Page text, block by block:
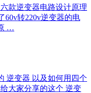
款逆变器电路设计原理
60v转220v逆变器的电
…
逆变器 以及如何用四个
大家分享的这个 逆变